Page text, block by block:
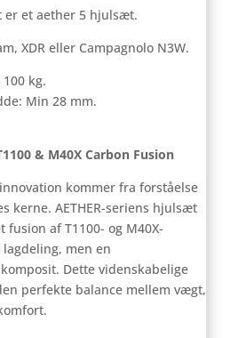
er et aether 5 hjulsæt.
XDR eller Campagnolo N3W.
kg.
Min 28 mm.
& M40X Carbon Fusion
kommer fra forståelse
kerne. AETHER-seriens hjulsæt
fusion af T1100- og M40X-
men en
Dette videnskabelige
perfekte balance mellem vægt,